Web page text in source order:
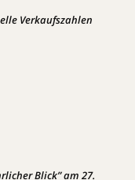
Verkaufszahlen
Blick” am 27.